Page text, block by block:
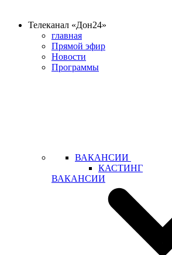
Телеканал «Дон24»
главная
Прямой эфир
Новости
Программы
ВАКАНСИИ
КАСТИНГ
ВАКАНСИИ